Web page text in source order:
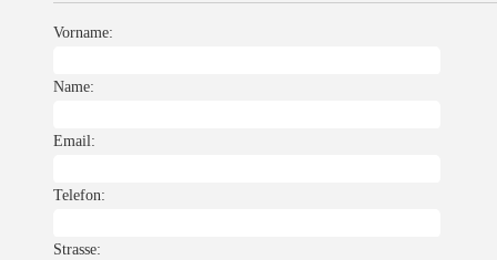
Vorname:
Name:
Email:
Telefon:
Strasse: